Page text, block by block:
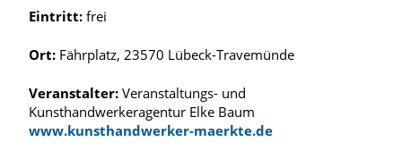
Eintritt: frei
Ort: Fährplatz, 23570 Lübeck-Travemünde
Veranstalter: Veranstaltungs- und
Kunsthandwerkeragentur Elke Baum
www.kunsthandwerker-maerkte.de